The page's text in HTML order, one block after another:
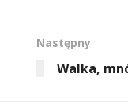
Następny
Walka,